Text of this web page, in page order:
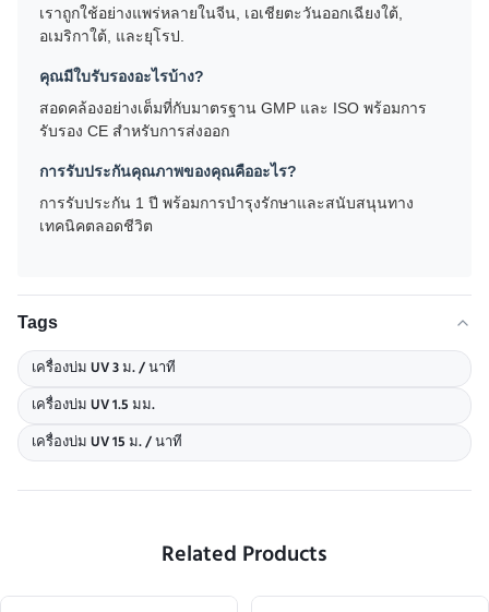
เราถูกใช้อย่างแพร่หลายในจีน, เอเชียตะวันออกเฉียงใต้,
อเมริกาใต้, และยุโรป.
คุณมีใบรับรองอะไรบ้าง?
สอดคล้องอย่างเต็มที่กับมาตรฐาน GMP และ ISO พร้อมการ
รับรอง CE สําหรับการส่งออก
การรับประกันคุณภาพของคุณคืออะไร?
การรับประกัน 1 ปี พร้อมการบํารุงรักษาและสนับสนุนทาง
เทคนิคตลอดชีวิต
Tags
เครื่องบ่ม UV 3 ม. / นาที
เครื่องบ่ม UV 1.5 มม.
เครื่องบ่ม UV 15 ม. / นาที
Related Products